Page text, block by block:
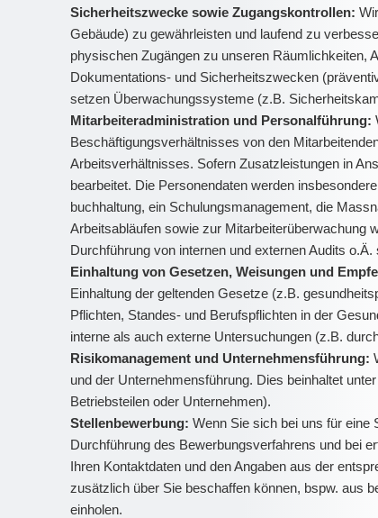
Sicherheitszwecke sowie Zugangskontrollen:
Gebäude) zu gewährleisten und laufend zu
physischen Zugängen zu unseren Räumlichkeiten,
Dokumentations- und Sicherheitszwecken
setzen Überwachungssysteme (z.B.
Mitarbeiteradministration und Personalführung:
Beschäftigungsverhältnisses von den
Arbeitsverhältnisses. Sofern Zusatzleistungen in
bearbeitet. Die Personendaten werden
buchhaltung, ein Schulungsmanagement, die
Arbeitsabläufen sowie zur Mitarbeiterüberwachung
Durchführung von internen und externen Audits
Einhaltung von Gesetzen, Weisungen und
Einhaltung der geltenden Gesetze (z.B.
Pflichten, Standes- und Berufspflichten in der
interne als auch externe Untersuchungen (z.B.
Risikomanagement und Unternehmensführung:
und der Unternehmensführung. Dies beinhaltet
Betriebsteilen oder Unternehmen).
Stellenbewerbung: Wenn Sie sich bei uns für eine
Durchführung des Bewerbungsverfahrens und bei
Ihren Kontaktdaten und den Angaben aus der
zusätzlich über Sie beschaffen können, bspw. aus
einholen.